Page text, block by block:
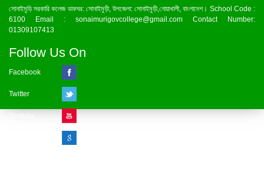
সোনাইমুড়ি সরকারি কলেজ ডাকঘর: সোনাইমুড়ী, উপজেলা: সোনাইমুড়ী,নোয়াখালী, বাংলাদেশ। School Code :
6100 Email : sonaimurigovcollege@gmail.com Contact Number:
01309107413
Follow Us On
Facebook
Twitter